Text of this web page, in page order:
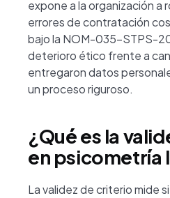
expone a la organización a
errores de contratación
bajo la NOM-035-STPS-
deterioro ético frente a
entregaron datos
un proceso riguroso.
¿Qué es la
en psicometría
La validez de criterio mide